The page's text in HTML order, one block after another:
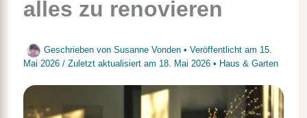
alles zu renovieren
Geschrieben von Susanne Vonden • Veröffentlicht am 15.
Mai 2026 / Zuletzt aktualisiert am 18. Mai 2026• Haus & Garten